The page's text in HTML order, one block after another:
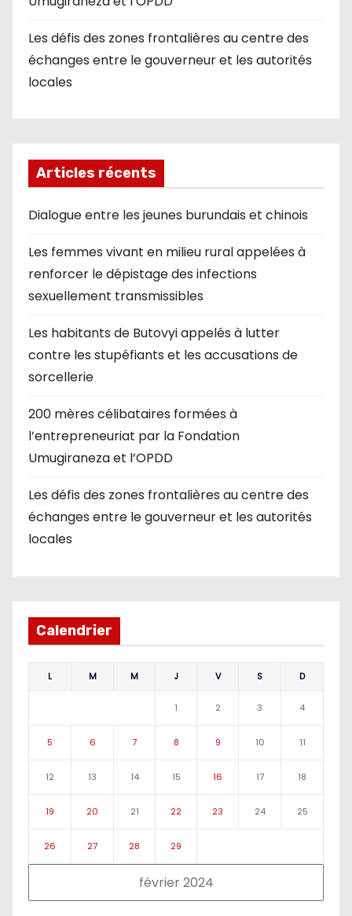
Les défis des zones frontalières au centre des
échanges entre le gouverneur et les autorités
locales
Articles récents
Dialogue entre les jeunes burundais et chinois
Les femmes vivant en milieu rural appelées à
renforcer le dépistage des infections
sexuellement transmissibles
Les habitants de Butovyi appelés à lutter
contre les stupéfiants et les accusations de
sorcellerie
200 mères célibataires formées à
l’entrepreneuriat par la Fondation
Umugiraneza et l’OPDD
Les défis des zones frontalières au centre des
échanges entre le gouverneur et les autorités
locales
Calendrier
février 2024
L M M J V S D
1 2 3 4
5 6 7 8 9 10 11
12 13 14 15 16 17 18
19 20 21 22 23 24 25
26 27 28 29